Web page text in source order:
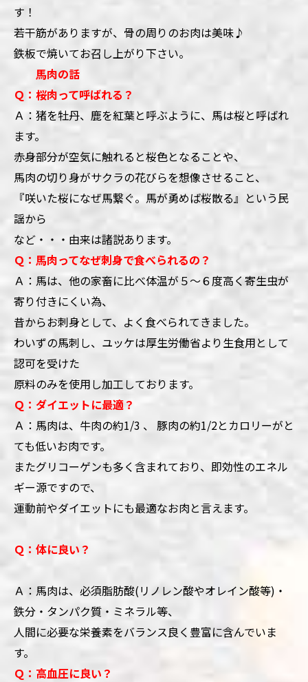
す！
若干筋がありますが、骨の周りのお肉は美味♪
鉄板で焼いてお召し上がり下さい。
馬肉の話
Ｑ：桜肉って呼ばれる？
Ａ：猪を牡丹、鹿を紅葉と呼ぶように、馬は桜と呼ばれ
ます。
赤身部分が空気に触れると桜色となることや、
馬肉の切り身がサクラの花びらを想像させること、
『咲いた桜になぜ馬繋ぐ。馬が勇めば桜散る』という民
謡から
など・・・由来は諸説あります。
Ｑ：馬肉ってなぜ刺身で食べられるの？
Ａ：馬は、他の家畜に比べ体温が５～６度高く寄生虫が
寄り付きにくい為、
昔からお刺身として、よく食べられてきました。
わいずの馬刺し、ユッケは厚生労働省より生食用として
認可を受けた
原料のみを使用し加工しております。
Ｑ：ダイエットに最適？
Ａ：馬肉は、牛肉の約1/3 、 豚肉の約1/2とカロリーがと
ても低いお肉です。
またグリコーゲンも多く含まれており、即効性のエネル
ギー源ですので、
運動前やダイエットにも最適なお肉と言えます。
Ｑ：体に良い？
Ａ：馬肉は、必須脂肪酸(リノレン酸やオレイン酸等)・
鉄分・タンパク質・ミネラル等、
人間に必要な栄養素をバランス良く豊富に含んでいま
す。
Ｑ：高血圧に良い？